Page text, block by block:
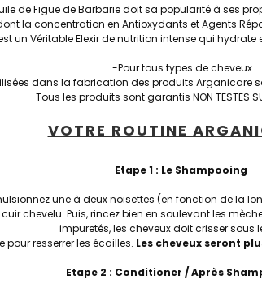
de Figue de Barbarie doit sa popularité à ses
la concentration en Antioxydants et Agents
un Véritable Elexir de nutrition intense qui hydrate
-Pour tous types de cheveux
dans la fabrication des produits Arganicare sont
-Tous les produits sont garantis NON TESTES
VOTRE ROUTINE
Etape 1 : Le Shampooing
une à deux noisettes (en fonction de la
chevelu. Puis, rincez bien en soulevant les
impuretés, les cheveux doit crisser sous
resserrer les écailles. Les cheveux seront
Etape 2 : Conditioner / Après